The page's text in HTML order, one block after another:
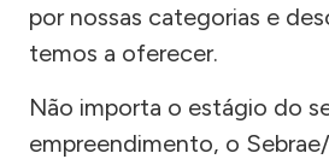
por nossas categorias e
temos a oferecer.
Não importa o estágio do
empreendimento, o